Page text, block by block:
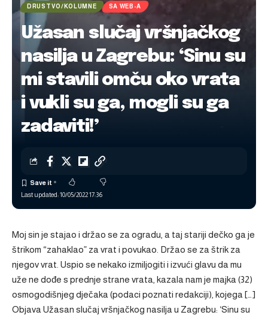
DRUSTVO/KOLUMNE SA WEB-A
Užasan slučaj vršnjačkog
nasilja u Zagrebu: ‘Sinu su
mi stavili omču oko vrata
i vukli su ga, mogli su ga
zadaviti!’
Last updated: 10/05/2022 17:36
Moj sin je stajao i držao se za ogradu, a taj stariji dečko ga je
štrikom “zahaklao” za vrat i povukao. Držao se za štrik za
njegov vrat. Uspio se nekako izmiljogiti i izvući glavu da mu
uže ne dođe s prednje strane vrata, kazala nam je majka (32)
osmogodišnjeg dječaka (podaci poznati redakciji), kojega […]
Objava Užasan slučaj vršnjačkog nasilja u Zagrebu: ‘Sinu su